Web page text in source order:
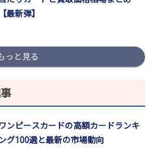
【最新弾】
っと見る
ンピースカードの高額カードランキ
ング100選と最新の市場動向